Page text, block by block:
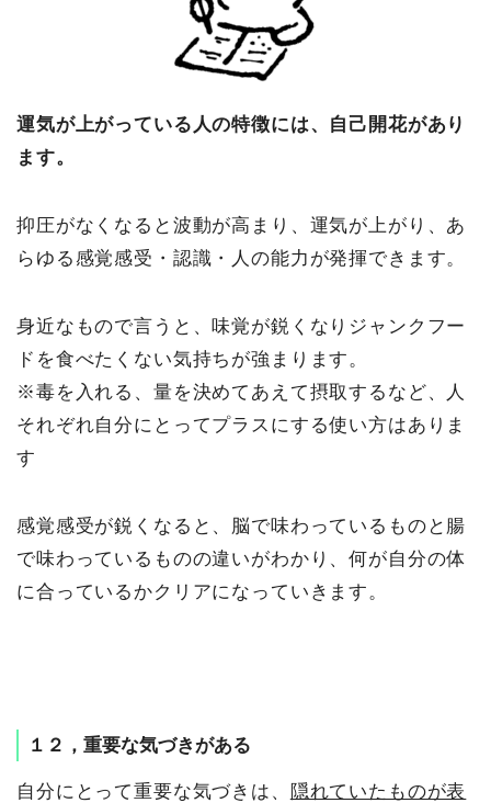
運気が上がっている人の特徴には、自己開花があり
ます。
抑圧がなくなると波動が高まり、運気が上がり、あ
らゆる感覚感受・認識・人の能力が発揮できます。
身近なもので言うと、味覚が鋭くなりジャンクフー
ドを食べたくない気持ちが強まります。
※毒を入れる、量を決めてあえて摂取するなど、人
それぞれ自分にとってプラスにする使い方はありま
す
感覚感受が鋭くなると、脳で味わっているものと腸
で味わっているものの違いがわかり、何が自分の体
に合っているかクリアになっていきます。
１２，重要な気づきがある
自分にとって重要な気づきは、
隠れていたものが表